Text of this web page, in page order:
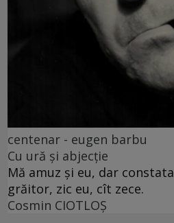
centenar - eugen barbu
Cu ură și abjecție
Mă amuz și eu, dar
grăitor, zic eu, cît zece.
Cosmin CIOTLOŞ